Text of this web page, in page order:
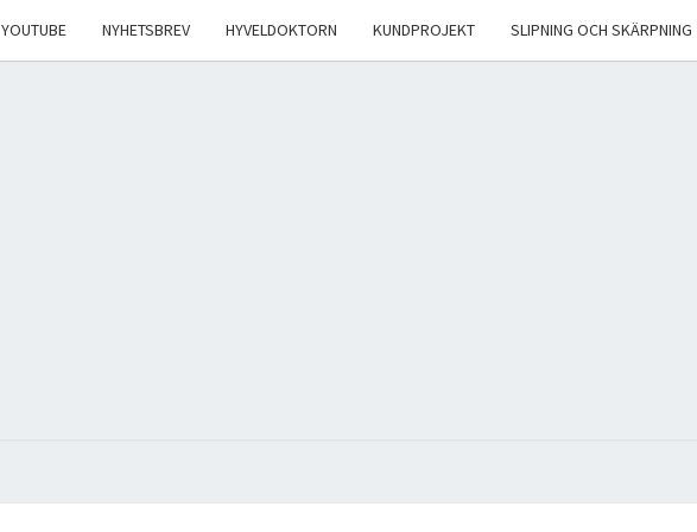
YOUTUBE NYHETSBREV HYVELDOKTORN KUNDPROJEKT SLIPNING OCH SKÄRPNING